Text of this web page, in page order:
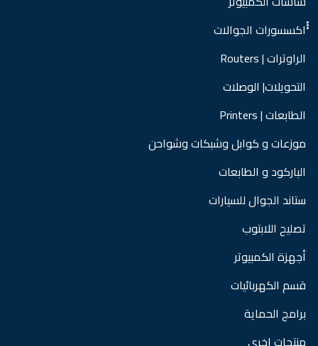
ْْْاكسسورات الجوالات
الراوترات | Routers
التحويلات| الوصلات
الطابعات | Printers
موزعات و كوابل وشبكات وشواحن
الباركود و الطابعات
ستاند الجوال للسيارات
تصليح اللابتوب
أجهزة الكمبيوتر
قسم الكهربائيات
برامج الحماية